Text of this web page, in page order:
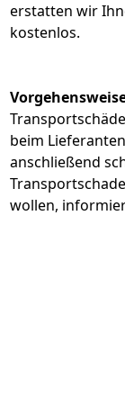
erstatten wir
kostenlos.
beim
anschließend
wollen,